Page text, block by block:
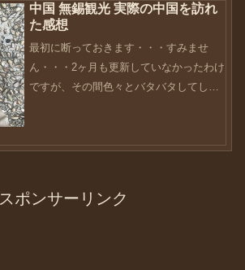
中国 無錫観光 実際の中国を訪れ
た感想
最初に断っておきます・・・すみませ
ん・・・2ヶ月も更新していなかったわけ
ですが、その間色々とバタバタしてしま
ね・・・辞めてしまったの？って思われ
スポンサーリンク